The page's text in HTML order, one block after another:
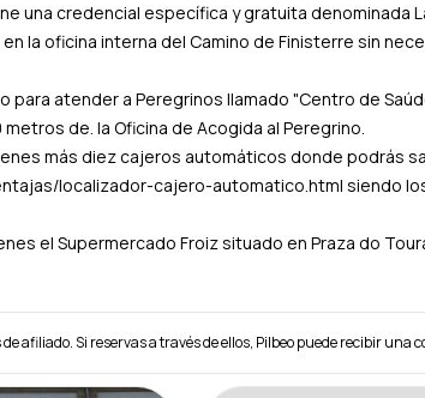
una credencial específica y gratuita denominada
la oficina interna del Camino de Finisterre sin
atender a Peregrinos llamado "Centro de
de. la Oficina de Acogida al Peregrino.
más diez cajeros automáticos donde podrás
localizador-cajero-automatico.html siendo
el Supermercado Froiz situado en Praza do
afiliado. Si reservas a través de ellos, Pilbeo puede recibir una